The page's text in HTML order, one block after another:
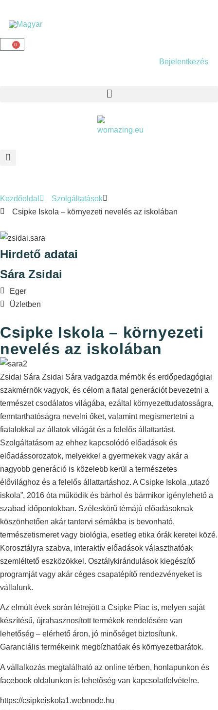
0
Bejelentkezés
Kezdőoldal
Szolgáltatások
Csipke Iskola – környezeti nevelés az iskolában
Hirdető adatai
Sára Zsidai
Eger
Üzletben
Csipke Iskola – környezeti
nevelés az iskolában
Zsidai Sára Zsidai Sára vadgazda mérnök és erdőpedagógiai
szakmérnök vagyok, és célom a fiatal generációt bevezetni a
természet csodálatos világába, ezáltal környezettudatosságra,
fenntarthatóságra nevelni őket, valamint megismertetni a
fiatalokkal az állatok világát és a felelős állattartást.
Szolgáltatásom az ehhez kapcsolódó előadások és
előadássorozatok, melyekkel a gyermekek vagy akár a
nagyobb generáció is közelebb kerül a természetes
élővilághoz és a felelős állattartáshoz. A Csipke Iskola „utazó
iskola”, 2016 óta működik és bárhol és bármikor igénylehető a
szabad időpontokban. Széleskörű témájú előadásoknak
köszönhetően akár tantervi sémákba is bevonható,
természetismeret vagy biológia, esetleg etika órák keretei közé.
Korosztályra szabva, interaktív előadások választhatóak
szemléltető eszközökkel. Osztálykirándulások kiegészítő
programját vagy akár céges csapatépítő rendezvényeket is
vállalunk.
Az elmúlt évek során létrejött a Csipke Piac is, melyen saját
készítésű, újrahasznosított termékek rendelésére van
lehetőség – elérhető áron, jó minőséget biztosítunk.
Garanciális termékeink megbízhatóak és környezetbarátok.
A vállalkozás megtalálható az online térben, honlapunkon és
facebook oldalunkon is lehetőség van kapcsolatfelvételre.
https://csipkeiskola1.webnode.hu